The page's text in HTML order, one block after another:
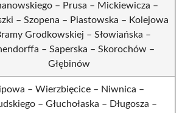
– Prusa – Mickiewicza –
– Szopena – Piastowska – Kolejowa
Grodkowskiej – Słowiańska –
– Saperska – Skorochów –
Głębinów
– Wierzbięcice – Niwnica –
– Głuchołaska – Długosza –